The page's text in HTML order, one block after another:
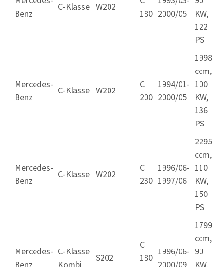
Benz
C-Klasse W202
180 2000/05
KW,
122
PS
Mercedes-
Benz
C-Klasse W202
C
200
1994/01-
2000/05
1998
ccm,
100
KW,
136
PS
Mercedes-
Benz
C-Klasse W202
C
230
1996/06-
1997/06
2295
ccm,
110
KW,
150
PS
Mercedes-
Benz
C-Klasse
Kombi
S202
C
180
1996/06-
2000/09
1799
ccm,
90
KW,